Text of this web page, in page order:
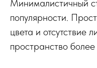
Минималистичный
популярности.
цвета и отсутствие
пространство